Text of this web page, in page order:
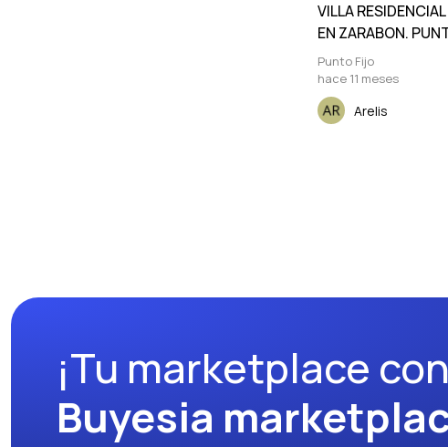
VILLA
EN ZARABON.
Punto Fijo
hace 11 meses
Arelis
¡Tu marketplace
Buyesia